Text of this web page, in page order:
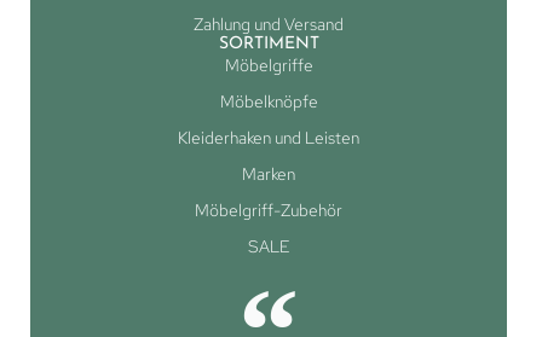
Zahlung und Versand
SORTIMENT
Möbelgriffe
Möbelknöpfe
Kleiderhaken und Leisten
Marken
Möbelgriff-Zubehör
SALE